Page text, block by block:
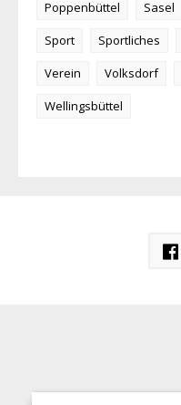
Poppenbüttel
Sasel
Sport
Sportliches
Verein
Volksdorf
Wellingsbüttel